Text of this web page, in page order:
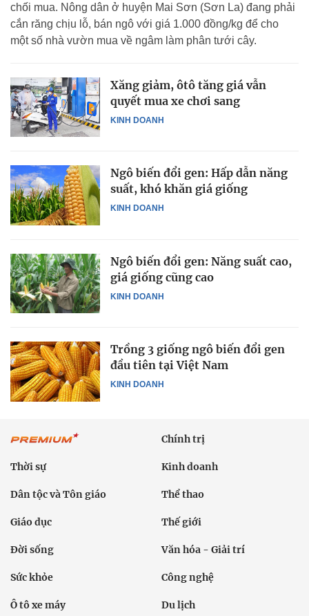
chối mua. Nông dân ở huyện Mai Sơn (Sơn La) đang phải
cắn răng chịu lỗ, bán ngô với giá 1.000 đồng/kg để cho
một số nhà vườn mua về ngâm làm phân tưới cây.
KINH DOANH
Xăng giảm, ôtô tăng giá vẫn
quyết mua xe chơi sang
KINH DOANH
Ngô biến đổi gen: Hấp dẫn năng
suất, khó khăn giá giống
KINH DOANH
Ngô biến đổi gen: Năng suất cao,
giá giống cũng cao
KINH DOANH
Trồng 3 giống ngô biến đổi gen
đầu tiên tại Việt Nam
Chính trị
Thời sự Kinh doanh
Dân tộc và Tôn giáo Thể thao
Giáo dục Thế giới
Đời sống Văn hóa - Giải trí
Sức khỏe Công nghệ
Ô tô xe máy Du lịch